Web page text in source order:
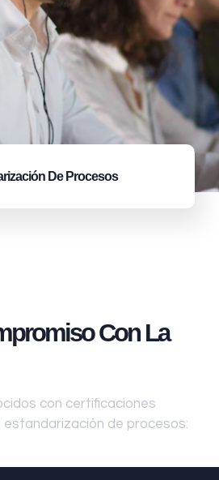
De Procesos
Con La
con certificaciones
estandarización de procesos: